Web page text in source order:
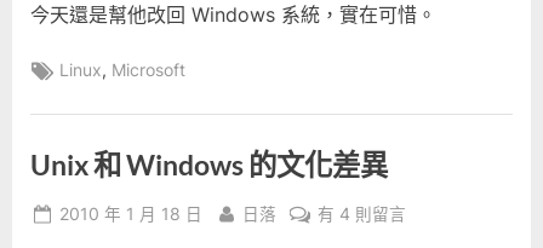
今天還是幫他改回 Windows 系統，實在可惜。
Tags:
Linux, Microsoft
Unix 和 Windows 的文化差異
Posted
2010 年 1 月 18 日 By
日落
在
有 4 則留言